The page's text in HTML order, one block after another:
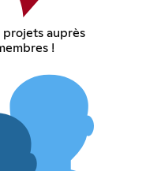
projets auprès
!